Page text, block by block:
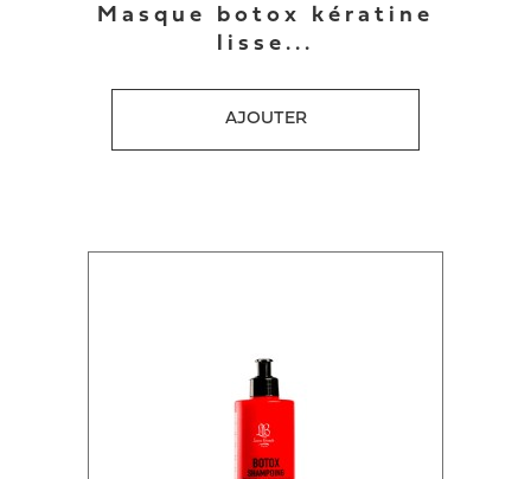
Masque botox kératine
lisse...
AJOUTER